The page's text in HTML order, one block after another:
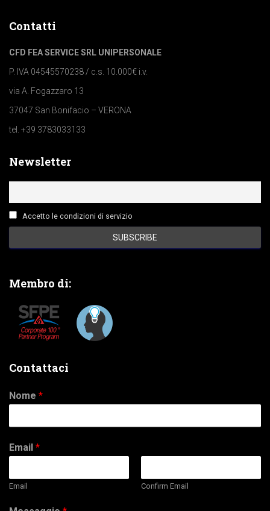
Contatti
CFD FEA SERVICE SRL UNIPERSONALE
P. IVA 04545570238 / c.s. 10.000€ i.v.
via A. Fogazzaro 13
37047 San Bonifacio – VERONA
tel. +39 3783033133
Newsletter
Accetto le condizioni di servizio
Membro di:
Contattaci
Nome *
Email *
Email Confirm Email